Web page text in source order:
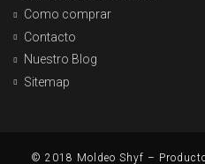
Como comprar
Contacto
Nuestro Blog
Sitemap
© 2018 Moldeo Shyf –